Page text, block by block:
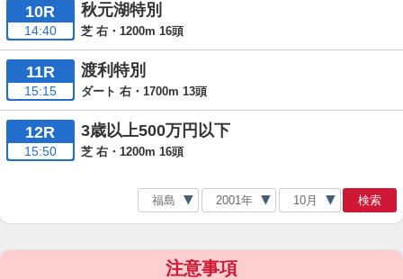
10R
14:40
秋元湖特別
芝 右・1200m 16頭
11R
15:15
渡利特別
ダート 右・1700m 13頭
12R
15:50
3歳以上500万円以下
芝 右・1200m 16頭
検索
注意事項